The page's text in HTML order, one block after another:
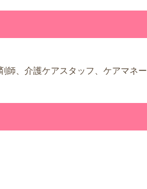
師、介護ケアスタッフ、ケアマネー